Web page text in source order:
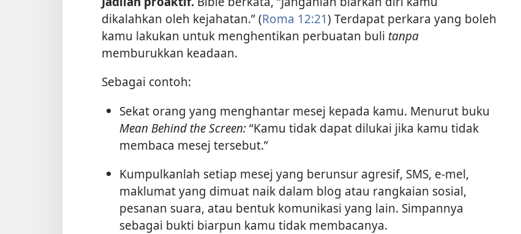
dikalahkan oleh kejahatan.” (Roma 12:21) Terdapat perkara yang boleh
kamu lakukan untuk menghentikan perbuatan buli tanpa
memburukkan keadaan.
Sebagai contoh:
Sekat orang yang menghantar mesej kepada kamu. Menurut buku
Mean Behind the Screen:“Kamu tidak dapat dilukai jika kamu tidak
membaca mesej tersebut.”
Kumpulkanlah setiap mesej yang berunsur agresif, SMS, e-mel,
maklumat yang dimuat naik dalam blog atau rangkaian sosial,
pesanan suara, atau bentuk komunikasi yang lain. Simpannya
sebagai bukti biarpun kamu tidak membacanya.